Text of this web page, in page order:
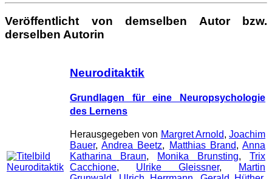
Veröffentlicht von demselben Autor bzw.
derselben Autorin
Neuroditaktik
Grundlagen für eine Neuropsychologie
des Lernens
Herausgegeben von Margret Arnold, Joachim
Bauer,Andrea Beetz, Matthias Brand,Anna
Katharina Braun, Monika Brunsting, Trix
Cacchione, Ulrike Gleissner,
Martin